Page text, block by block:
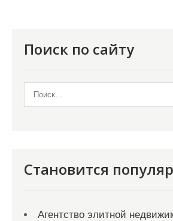
Поиск по сайту
Становится
Агентство элитной